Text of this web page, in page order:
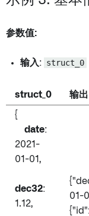
参数值:
输入: struct_0
struct_0 输出
{
date:
2021-
01-01,
dec32:
1.12,
01-